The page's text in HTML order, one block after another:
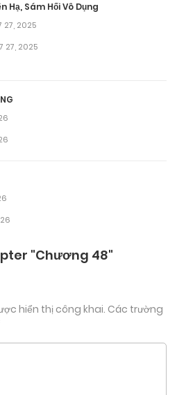
Hạ, Sám Hối Vô Dụng
27, 2025
27, 2025
"Chương 48"
hiển thị công khai. Các trường